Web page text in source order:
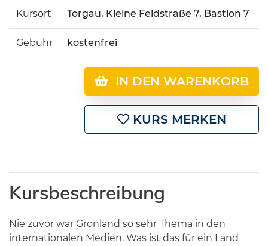
Kursort Torgau, Kleine Feldstraße 7, Bastion 7
Gebühr kostenfrei
IN DEN WARENKORB
KURS MERKEN
Kursbeschreibung
Nie zuvor war Grönland so sehr Thema in den
internationalen Medien. Was ist das für ein Land